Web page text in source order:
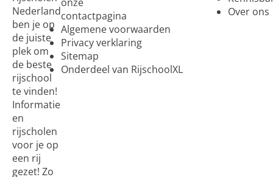
Nederland
ben je op
de juiste
plek om
de beste
rijschool
te vinden!
Informatie
en
rijscholen
voor je op
een rij
gezet! Zo
contactpagina
Algemene voorwaarden
Privacy verklaring
Sitemap
Onderdeel van RijschoolXL
Over ons